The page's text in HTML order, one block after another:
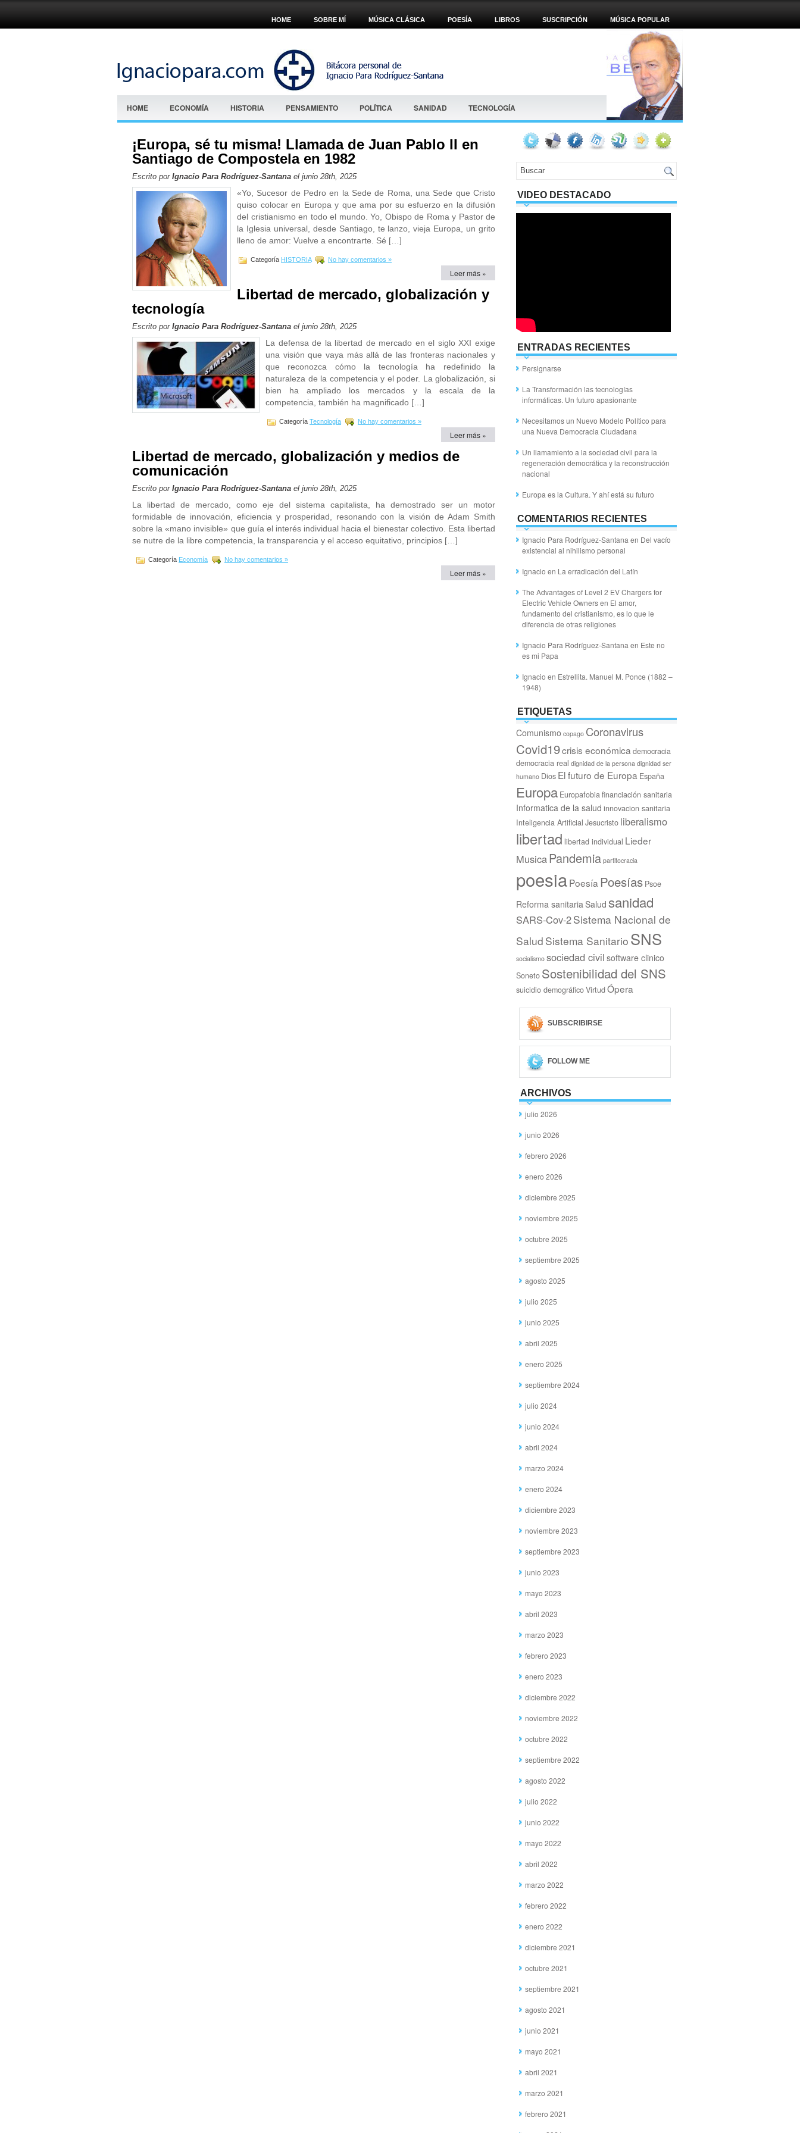
HOME SOBRE MÍ MÚSICA CLÁSICA POESÍA LIBROS SUSCRIPCIÓN MÚSICA POPULAR
HOME ECONOMÍA HISTORIA PENSAMIENTO POLÍTICA SANIDAD TECNOLOGÍA
¡Europa, sé tu misma! Llamada de Juan Pablo II en
Santiago de Compostela en 1982
Escrito por Ignacio Para Rodríguez-Santana el junio 28th, 2025
«Yo, Sucesor de Pedro en la Sede de Roma, una Sede que Cristo
quiso colocar en Europa y que ama por su esfuerzo en la difusión
del cristianismo en todo el mundo. Yo, Obispo de Roma y Pastor de
la Iglesia universal, desde Santiago, te lanzo, vieja Europa, un grito
lleno de amor: Vuelve a encontrarte. Sé […]
Categoría HISTORIA No hay comentarios »
Leer más »
Libertad de mercado, globalización y
tecnología
Escrito por Ignacio Para Rodríguez-Santana el junio 28th, 2025
La defensa de la libertad de mercado en el siglo XXI exige
una visión que vaya más allá de las fronteras nacionales y
que reconozca cómo la tecnología ha redefinido la
naturaleza de la competencia y el poder. La globalización, si
bien ha ampliado los mercados y la escala de la
competencia, también ha magnificado […]
Categoría Tecnología No hay comentarios »
Leer más »
Libertad de mercado, globalización y medios de
comunicación
Escrito por Ignacio Para Rodríguez-Santana el junio 28th, 2025
La libertad de mercado, como eje del sistema capitalista, ha demostrado ser un motor
formidable de innovación, eficiencia y prosperidad, resonando con la visión de Adam Smith
sobre la «mano invisible» que guía el interés individual hacia el bienestar colectivo. Esta libertad
se nutre de la libre competencia, la transparencia y el acceso equitativo, principios […]
Categoría Economía No hay comentarios »
Leer más »
VIDEO DESTACADO
ENTRADAS RECIENTES
Persignarse
La Transformación las tecnologías
informáticas. Un futuro apasionante
Necesitamos un Nuevo Modelo Político para
una Nueva Democracia Ciudadana
Un llamamiento a la sociedad civil para la
regeneración democrática y la reconstrucción
nacional
Europa es la Cultura. Y ahí está su futuro
COMENTARIOS RECIENTES
Ignacio Para Rodríguez-Santana en Del vacío
existencial al nihilismo personal
Ignacio en La erradicación del Latín
The Advantages of Level 2 EV Chargers for
Electric Vehicle Ownersen El amor,
fundamento del cristianismo, es lo que le
diferencia de otras religiones
Ignacio Para Rodríguez-Santana en Este no
es mi Papa
Ignacio en Estrellita. Manuel M. Ponce (1882 –
1948)
ETIQUETAS
Comunismo copago Coronavirus
Covid19crisis económica democracia
democracia real dignidad de la persona dignidad ser
humano Dios El futuro de Europa España
Europa Europafobiafinanciación sanitaria
Informatica de la salud innovacion sanitaria
Inteligencia Artificial Jesucristo liberalismo
libertad libertad individual Lieder
MusicaPandemia partitocracia
poesiaPoesía Poesías Psoe
Reforma sanitariaSalud sanidad
SARS-Cov-2Sistema Nacional de
Salud Sistema Sanitario SNS
socialismo sociedad civil software clinico
Soneto Sostenibilidad del SNS
suicidio demográficoVirtudÓpera
SUBSCRIBIRSE
FOLLOW ME
ARCHIVOS
julio 2026
junio 2026
febrero 2026
enero 2026
diciembre 2025
noviembre 2025
octubre 2025
septiembre 2025
agosto 2025
julio 2025
junio 2025
abril 2025
enero 2025
septiembre 2024
julio 2024
junio 2024
abril 2024
marzo 2024
enero 2024
diciembre 2023
noviembre 2023
septiembre 2023
junio 2023
mayo 2023
abril 2023
marzo 2023
febrero 2023
enero 2023
diciembre 2022
noviembre 2022
octubre 2022
septiembre 2022
agosto 2022
julio 2022
junio 2022
mayo 2022
abril 2022
marzo 2022
febrero 2022
enero 2022
diciembre 2021
octubre 2021
septiembre 2021
agosto 2021
junio 2021
mayo 2021
abril 2021
marzo 2021
febrero 2021